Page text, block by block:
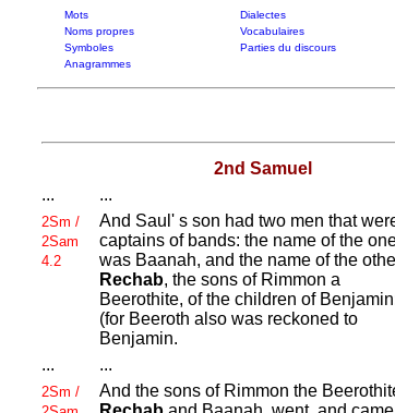
Mots Dialectes
Noms propres
Vocabulaires
Symboles
Parties du discours
Anagrammes
2nd Samuel
...
...
2Sm /
2Sam
4.2
And Saul' s son had two men that
captains of bands: the name of the
was Baanah, and the name of the
Rechab, the sons of Rimmon a
Beerothite, of the children of
(for Beeroth also was reckoned to
Benjamin.
... ...
2Sm /
And the sons of Rimmon the